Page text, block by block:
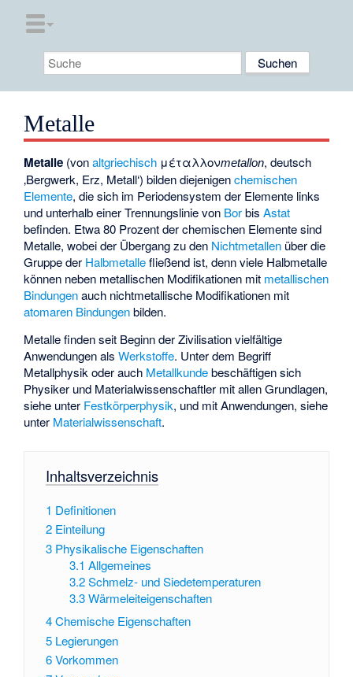
Metalle
Metalle (vonaltgriechisch μέταλλονmetallon, deutsch
‚Bergwerk, Erz, Metall‘) bilden diejenigenchemischen
Elemente, die sich im Periodensystem der Elemente links
und unterhalb einer Trennungslinie von BorbisAstat
befinden. Etwa 80 Prozent der chemischen Elemente sind
Metalle, wobei der Übergang zu den Nichtmetallen über die
Gruppe der Halbmetallefließend ist, denn viele Halbmetalle
können neben metallischen Modifikationen mit metallischen
Bindungenauch nichtmetallische Modifikationen mit
atomaren Bindungenbilden.
Metalle finden seit Beginn der Zivilisation vielfältige
Anwendungen alsWerkstoffe. Unter dem Begriff
Metallphysik oder auch Metallkundebeschäftigen sich
Physiker und Materialwissenschaftler mit allen Grundlagen,
siehe unter Festkörperphysik, und mit Anwendungen, siehe
unter Materialwissenschaft.
Inhaltsverzeichnis
1 Definitionen
2 Einteilung
3 Physikalische Eigenschaften
3.1 Allgemeines
3.2 Schmelz- und Siedetemperaturen
3.3 Wärmeleiteigenschaften
4Chemische Eigenschaften
5 Legierungen
6Vorkommen